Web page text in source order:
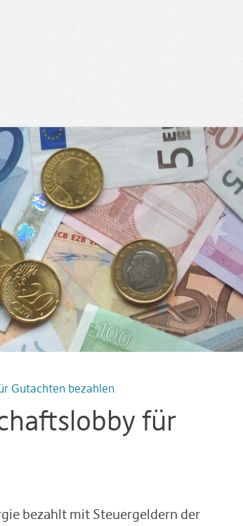
Gutachten bezahlen
für
bezahlt mit Steuergeldern der